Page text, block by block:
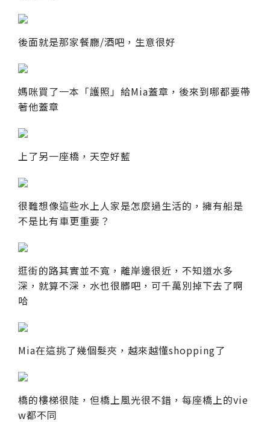
後面就是那家餐廳/酒吧，生意很好
媽咪買了一本「護照」給Mia蓋章，後來到哪都要帶
著他蓋章
上了另一座橋，天空好藍
很難想像這些水上人家是怎麼過生活的，擁有船是
不是比有車更重要？
逛街的路其實並不寬，離岸邊很近，不知道水多
深，就算不深，水也很髒吧，可千萬別掉下去了啊
哈
Mia在這挑了幾個髮夾，越來越懂shopping了
橋的樓梯很陡，但橋上風光很不錯，每座橋上的vie
w都不同